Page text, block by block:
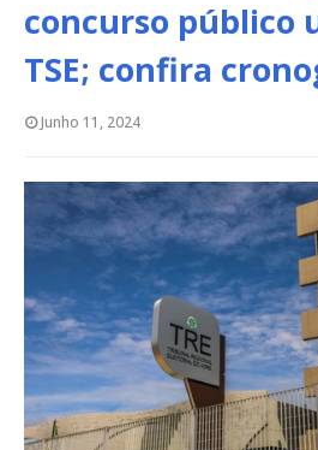
concurso público
TSE; confira
Junho 11, 2024